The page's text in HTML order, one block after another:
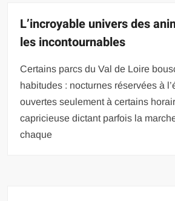
L’incroyable univers des
les incontournables
Certains parcs du Val de Loire
habitudes : nocturnes réservées à
ouvertes seulement à certains
capricieuse dictant parfois la
chaque